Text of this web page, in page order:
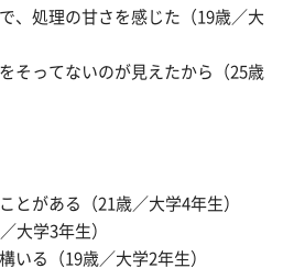
、処理の甘さを感じた（19歳／大
そってないのが見えたから（25歳
とがある（21歳／大学4年生）
大学3年生）
いる（19歳／大学2年生）